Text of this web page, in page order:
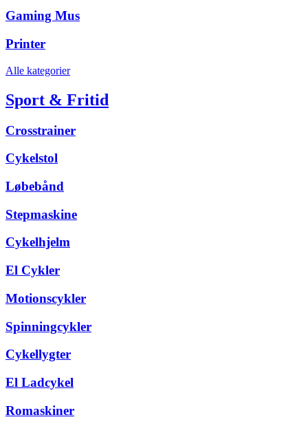
Gaming Mus
Printer
Alle kategorier
Sport & Fritid
Crosstrainer
Cykelstol
Løbebånd
Stepmaskine
Cykelhjelm
El Cykler
Motionscykler
Spinningcykler
Cykellygter
El Ladcykel
Romaskiner